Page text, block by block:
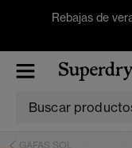
Rebajas de
GAFAS SOL